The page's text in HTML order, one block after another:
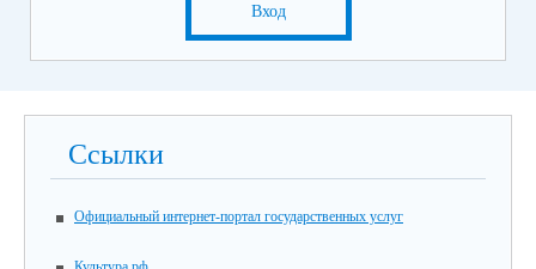
Вход
Ссылки
Официальный интернет-портал государственных услуг